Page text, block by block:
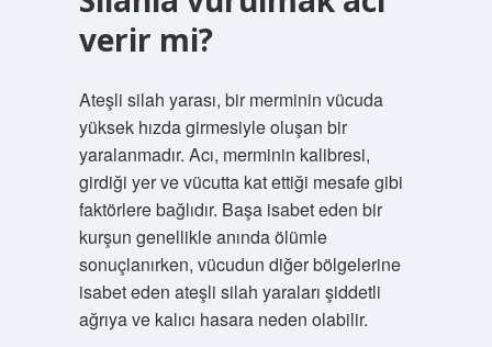
verir mi?
Ateşli silah yarası, bir merminin vücuda
yüksek hızda girmesiyle oluşan bir
yaralanmadır. Acı, merminin kalibresi,
girdiği yer ve vücutta kat ettiği mesafe gibi
faktörlere bağlıdır. Başa isabet eden bir
kurşun genellikle anında ölümle
sonuçlanırken, vücudun diğer bölgelerine
isabet eden ateşli silah yaraları şiddetli
ağrıya ve kalıcı hasara neden olabilir.